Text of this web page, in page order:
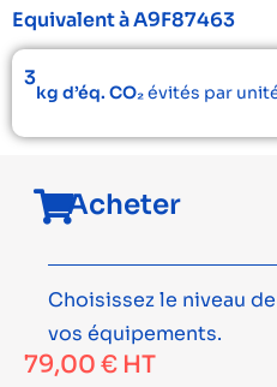
Equivalent à A9F87463
3
kg d’éq. CO₂évités par
Acheter
Choisissez le niveau
vos équipements.
79,00 € HT